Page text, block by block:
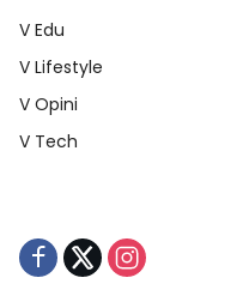
V Edu
V Lifestyle
V Opini
V Tech